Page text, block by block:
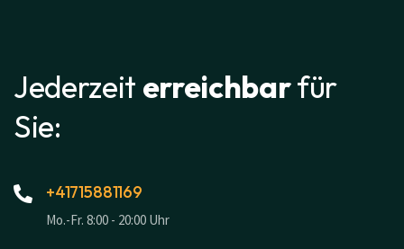
Jederzeit erreichbarfür
Sie:
+41715881169
Mo.-Fr. 8:00 - 20:00 Uhr